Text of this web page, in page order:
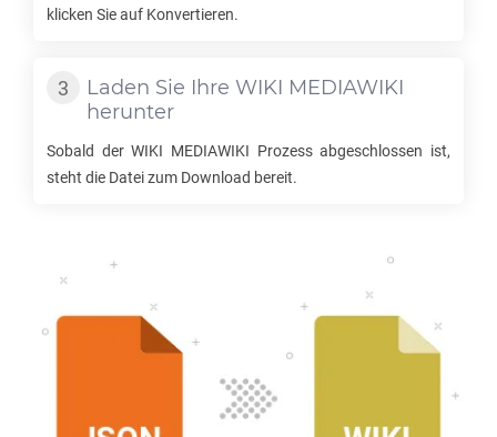
klicken Sie auf Konvertieren.
Laden Sie Ihre WIKI MEDIAWIKI
herunter
Sobald derWIKI MEDIAWIKI Prozess abgeschlossen ist,
steht die Datei zum Download bereit.